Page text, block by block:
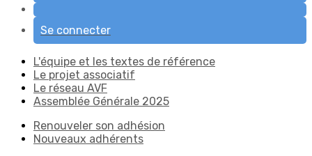
Se connecter
L'équipe et les textes de référence
Le projet associatif
Le réseau AVF
Assemblée Générale 2025
Renouveler son adhésion
Nouveaux adhérents